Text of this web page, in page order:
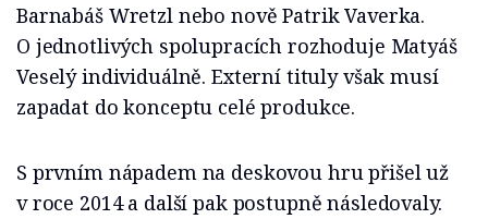
Barnabáš Wretzl nebo nově Patrik Vaverka.
O jednotlivých spolupracích rozhoduje Matyáš
Veselý individuálně. Externí tituly však musí
zapadat do konceptu celé produkce.
S prvním nápadem na deskovou hru přišel už
v roce 2014 a další pak postupně následovaly.